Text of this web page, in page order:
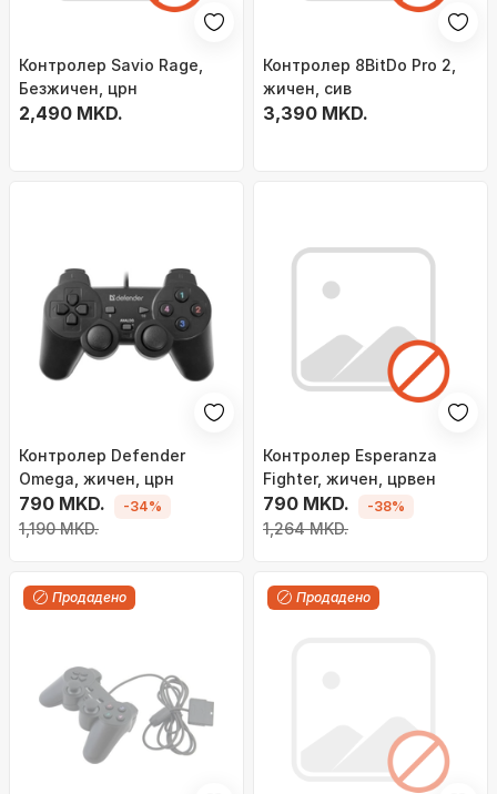
Контролер Savio Rage,
Безжичен, црн
2,490 MKD.
Контролер 8BitDo Pro 2,
жичен, сив
3,390 MKD.
Контролер Defender
Omega, жичен, црн
790 MKD.
1,190 MKD.
-34%
Контролер Esperanza
Fighter, жичен, црвен
790 MKD.
1,264 MKD.
-38%
Продадено Продадено